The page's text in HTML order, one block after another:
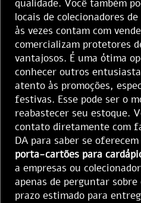
qualidade. Você também
locais de colecionadores
às vezes contam com
comercializam protetores
vantajosos. É uma ótima
conhecer outros
atento às promoções,
festivas. Esse pode ser o
reabastecer seu estoque.
contato diretamente com
DA para saber se
porta-cartões para
a empresas ou
apenas de perguntar
prazo estimado para